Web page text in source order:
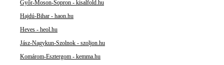
Győr-Moson-Sopron - kisalfold.hu
Hajdú-Bihar - haon.hu
Heves - heol.hu
Jász-Nagykun-Szolnok - szoljon.hu
Komárom-Esztergom - kemma.hu